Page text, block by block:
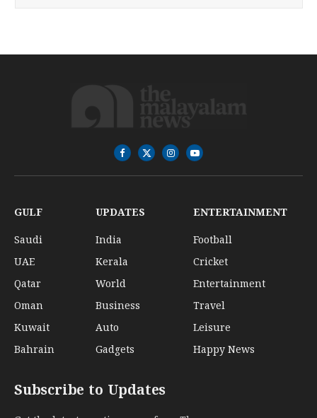
Facebook
X
(Twitter)
InstagramYouTube
GULF
Saudi
UAE
Qatar
Oman
Kuwait
Bahrain
UPDATES
India
Kerala
World
Business
Auto
Gadgets
ENTERTAINMENT
Football
Cricket
Entertainment
Travel
Leisure
Happy News
Subscribe to Updates